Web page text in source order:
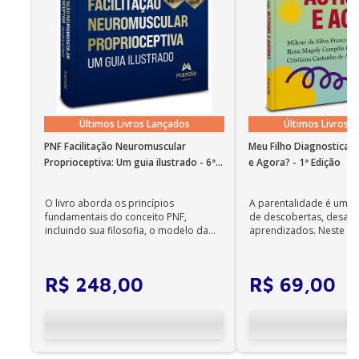
10. Rotura prematura de membranas
11. Estreptoco beta-hemolítico
12. Restrição de crescimento fetal
13. Gravidez prolongada
14. Polidrâmnio e oligoâmnio
15. Óbito fetal
16. Gestação múltipla: monocoriônica e dicoriônica
eclâmpsia, eclâmpsia, síndrome HELLP, hipertensão
arterial crônica e crise hipertensiva
19. Doença hemolítica perinatal
22. Diabetes mellitus gestacional
Últimos Livros Lançados
PNF Facilitação Neuromuscular
Proprioceptiva: Um guia ilustrado - 6ª
O livro aborda os princípios
fundamentais do conceito PNF,
incluindo sua filosofia, o modelo da
R$ 248,00
Últimos Livros
Meu Filho
e Agora? - 1ª Edição
A parentalidade é uma
de descobertas,
aprendizados. Neste
R$ 69,00